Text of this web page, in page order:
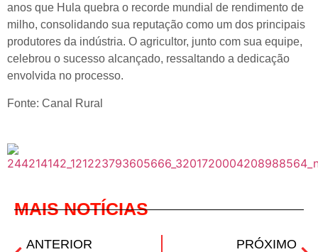
anos que Hula quebra o recorde mundial de rendimento de
milho, consolidando sua reputação como um dos principais
produtores da indústria. O agricultor, junto com sua equipe,
celebrou o sucesso alcançado, ressaltando a dedicação
envolvida no processo.
Fonte: Canal Rural
MAIS NOTÍCIAS
ANTERIOR PRÓXIMO